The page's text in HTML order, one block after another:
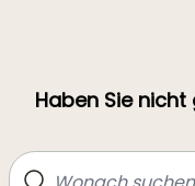
Haben Sie